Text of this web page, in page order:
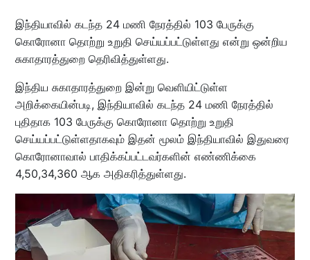
இந்தியாவில் கடந்த 24 மணி நேரத்தில் 103 பேருக்கு
கொரோனா தொற்று உறுதி செய்யப்பட்டுள்ளது என்று ஒன்றிய
சுகாதாரத்துறை தெரிவித்துள்ளது.
இந்திய சுகாதாரத்துறை இன்று வெளியிட்டுள்ள
அறிக்கையின்படி, இந்தியாவில் கடந்த 24 மணி நேரத்தில்
புதிதாக 103 பேருக்கு கொரோனா தொற்று உறுதி
செய்யப்பட்டுள்ளதாகவும் இதன் மூலம் இந்தியாவில் இதுவரை
கொரோனாவால் பாதிக்கப்பட்டவர்களின் எண்ணிக்கை
4,50,34,360 ஆக அதிகரித்துள்ளது.